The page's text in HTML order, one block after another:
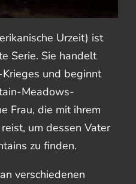
Urzeit) ist
Serie. Sie handelt
und beginnt
Meadows-
Frau, die mit ihrem
um dessen Vater
zu finden.
verschiedenen